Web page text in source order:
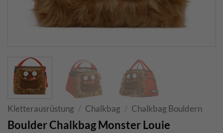
Kletterausrüstung / Chalkbag / Chalkbag Bouldern
Boulder Chalkbag Monster Louie